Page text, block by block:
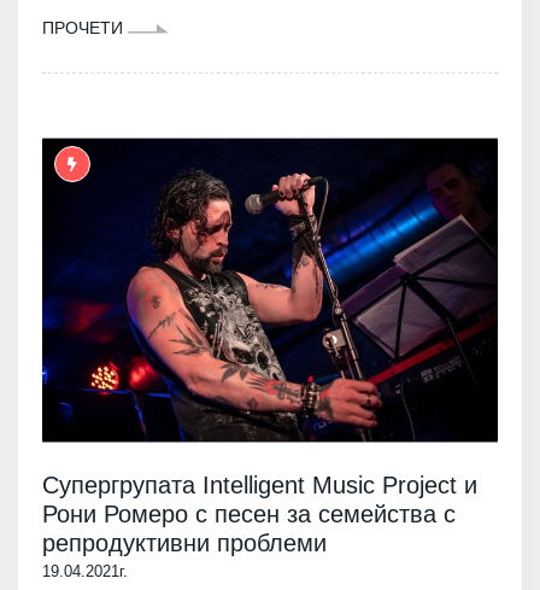
ПРОЧЕТИ
Супергрупата Intelligent Music Project и
Рони Ромеро с песен за семейства с
репродуктивни проблеми
19.04.2021г.